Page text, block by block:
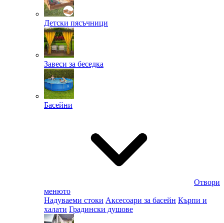
Детски пясъчници
Завеси за беседка
Басейни
Отвори
менюто
Надуваеми стоки Аксесоари за басейн Кърпи и
халати Градински душове